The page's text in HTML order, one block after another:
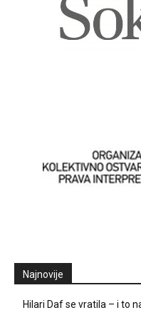
Najnovije
Hilari Daf se vratila – i to